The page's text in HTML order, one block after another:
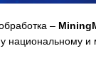
–
национальному